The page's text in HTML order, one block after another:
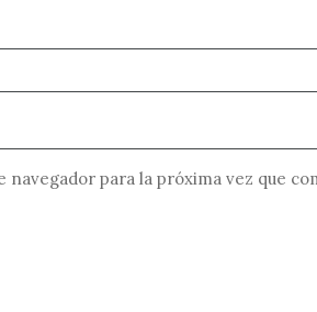
para la próxima vez que